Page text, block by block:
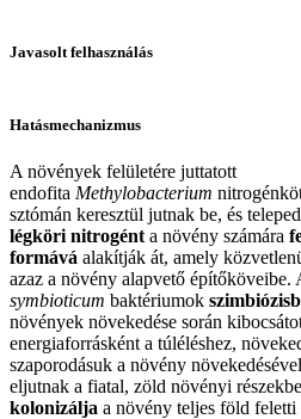
Javasolt felhasználás
Hatásmechanizmus
A növények felületére juttatott
endofita Methylobacterium
sztómán keresztül jutnak be, és
légköri nitrogént a növény számára
formává alakítják át, amely
azaz a növény alapvető építőköveibe.
symbioticum baktériumok
növények növekedése során
energiaforrásként a túléléshez,
szaporodásuk a növény
eljutnak a fiatal, zöld növényi
kolonizálja a növény teljes föld feletti